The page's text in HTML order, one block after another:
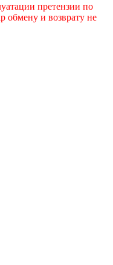
претензии по
обмену и возврату не